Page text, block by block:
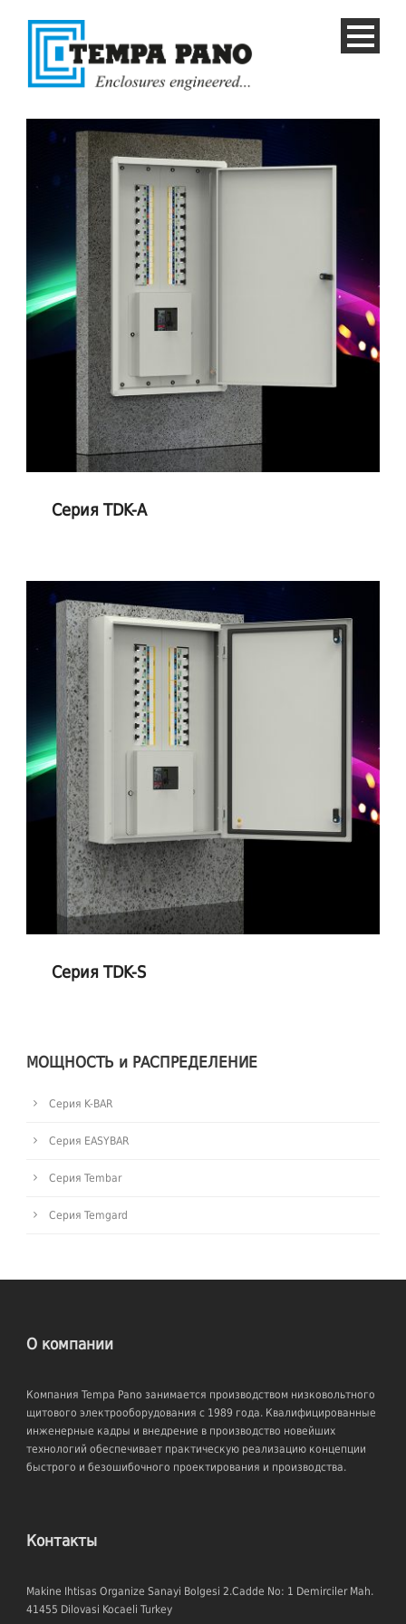
Русский
Серия TDK-A
Серия TDK-S
МОЩНОСТЬ и РАСПРЕДЕЛЕНИЕ
Cерия K-BAR
Серия EASYBAR
Серия Tembar
Серия Temgard
О компании
Компания Tempa Pano занимается производством низковольтного
щитового электрооборудования с 1989 года. Квалифицированные
инженерные кадры и внедрение в производство новейших
технологий обеспечивает практическую реализацию концепции
быстрого и безошибочного проектирования и производства.
Контакты
Makine Ihtisas Organize Sanayi Bolgesi 2.Cadde No: 1 Demirciler Mah.
41455 Dilovasi Kocaeli Turkey